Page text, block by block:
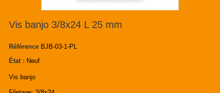
Vis banjo 3/8x24 L 25 mm
Référence BJB-03-1-PL
État : Neuf
Vis banjo